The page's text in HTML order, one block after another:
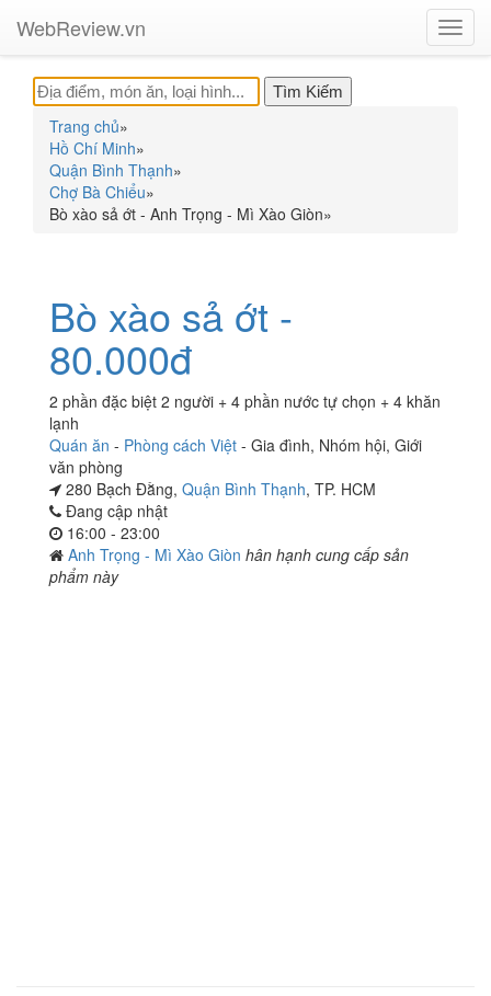
WebReview.vn
Trang chủ»
Hồ Chí Minh»
Quận Bình Thạnh»
Chợ Bà Chiểu»
Bò xào sả ớt - Anh Trọng - Mì Xào Giòn»
Bò xào sả ớt -
80.000đ
2 phần đặc biệt 2 người + 4 phần nước tự chọn + 4 khăn
lạnh
Quán ăn - Phòng cách Việt - Gia đình, Nhóm hội, Giới
văn phòng
280 Bạch Đằng, Quận Bình Thạnh, TP. HCM
Đang cập nhật
16:00 - 23:00
Anh Trọng - Mì Xào Giòn hân hạnh cung cấp sản
phẩm này